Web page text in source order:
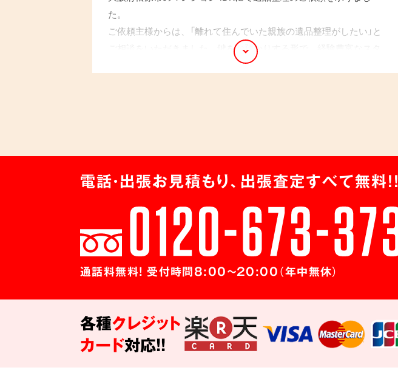
た。
ご依頼主様からは、「離れて住んでいた親族の遺品整理がしたい」と
ご相談をいただきました。鍵をお預かりする形で、経験豊富なスタ
ッフによって遺品を丁寧に一つひとつ仕分けし、対応させていただ
電話・出張お見積もり、出張査定すべて無料!!
通話料無料! 受付時間8:00～20:00（年中無休）
各種クレジット
カード対応!!